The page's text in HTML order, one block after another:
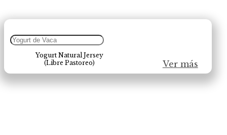
Yogurt Natural Jersey
(Libre Pastoreo)
Ver más